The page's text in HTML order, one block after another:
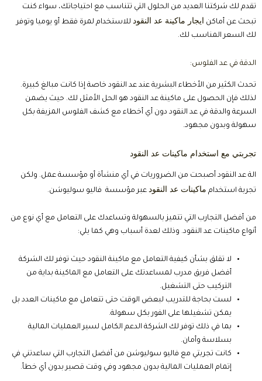
تقدم لك شركتنا العديد من الحلول التي تتناسب مع احتياجاتك، سواء كنت
تبحث عن أماكن ايجار ماكينة عد النقود للاستخدام لمرة فقط أو يوميا وتوفر
لك السعر المناسب لك.
الدقة في عد الفلوس:
تحدث الكثير من الأخطاء البشرية عند عد النقود خاصة إذا كانت مبالغ كبيرة.
لذلك فإن الحصول على ماكينة عد النقود هو الحل الأمثل لك. حيث يضمن
السرعة والدقة في عد النقود دون أي أخطاء مع كشف الفلوس المزيفة بكل
سهولة وبدون مجهود.
تجربتي مع استخدام ماكينات عد النقود
الة عد النقود أصبحت من الضروريات في أي منشأة أو مؤسسة عمل. ولكن
تجربة استخدام ماكينات عد النقود عبر مؤسسة فاليو سوليوشن.
من أفضل التجارب التي تتميز بالسهولة وتساعدك على التعامل مع أي نوع من
أنواع ماكينات عد النقود. وذلك لعدة أسباب وهي كما يلي:
لا تقلق بشأن كيفية التعامل مع ماكينة النقود حيث توفر لك الشركة
أفضل فريق مدرب لمساعدتك على التعامل مع الماكينة بداية من
التركيب حتى التشغيل.
لست بحاجة للتدريب لبعض الوقت حتى تتعامل مع ماكينات العدد بل
يمكن تشغيلها على الفور بكل سهولة.
بما في ذلك توفر لك الشركة الدعم الكامل لسير العمليات المالية
بسلاسة وأمان.
كانت تجربتي مع فاليو سوليوشن من أفضل التجارب التي ساعدتني في
إتمام العمليات المالية بدون مجهود وفي وقت قصير بدون أي خطأ.